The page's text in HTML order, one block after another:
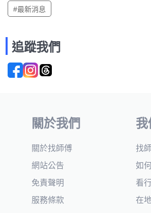
#最新消息
追蹤我們
關於我們
關於找師傅
網站公告
免責聲明
服務條款
我
找
如
看
在